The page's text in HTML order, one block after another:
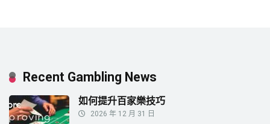
Recent Gambling News
如何提升百家樂技巧
2026 年 12 月 31 日